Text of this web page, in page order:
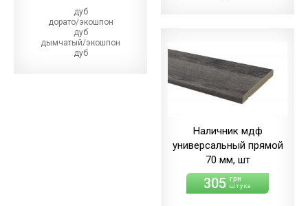
дуб
дорато/экошпон
дуб
дымчатый/экошпон
дуб
мерсо/ПВХ
(+21.00 грн)
дуб
светлый/экошпон
дуб
Наличник мдф
универсальный прямой
70 мм, шт
305 грн
штука